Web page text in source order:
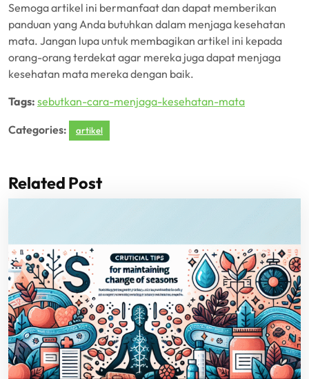
Semoga artikel ini bermanfaat dan dapat memberikan
panduan yang Anda butuhkan dalam menjaga kesehatan
mata. Jangan lupa untuk membagikan artikel ini kepada
orang-orang terdekat agar mereka juga dapat menjaga
kesehatan mata mereka dengan baik.
Tags: sebutkan-cara-menjaga-kesehatan-mata
Categories: artikel
Related Post